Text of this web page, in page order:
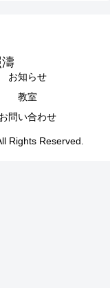
お知らせ
教室
お問い合わせ
Rights Reserved.